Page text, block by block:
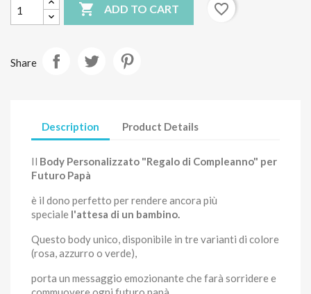
 ADD TO CART favorite_border
Share
Description Product Details
Il Body Personalizzato "Regalo di Compleanno" per
Futuro Papà
è il dono perfetto per rendere ancora più
speciale l'attesa di un bambino.
Questo body unico, disponibile in tre varianti di colore
(rosa, azzurro o verde),
porta un messaggio emozionante che farà sorridere e